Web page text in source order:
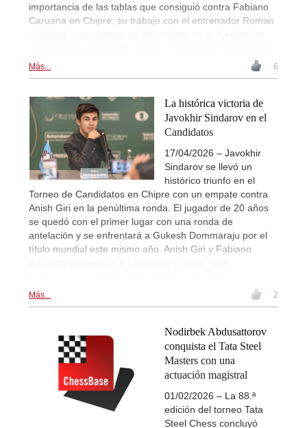
importancia de las tablas que consiguió contra Fabiano
Caruana en Chipre, su trabajo con el entrenador Roman
Más... 6
La histórica victoria de
Javokhir Sindarov en el
Candidatos
17/04/2026 – Javokhir
Sindarov se llevó un
histórico triunfo en el
Torneo de Candidatos en Chipre con un empate contra
Anish Giri en la penúltima ronda. El jugador de 20 años
se quedó con el primer lugar con una ronda de
antelación y se enfrentará a Gukesh Dommaraju por el
título mundial este mismo año. Anish Giri y Fabiano
Más... 2
Nodirbek Abdusattorov
conquista el Tata Steel
Masters con una
actuación magistral
01/02/2026 – La 88.ª
edición del torneo Tata
Steel Chess concluyó